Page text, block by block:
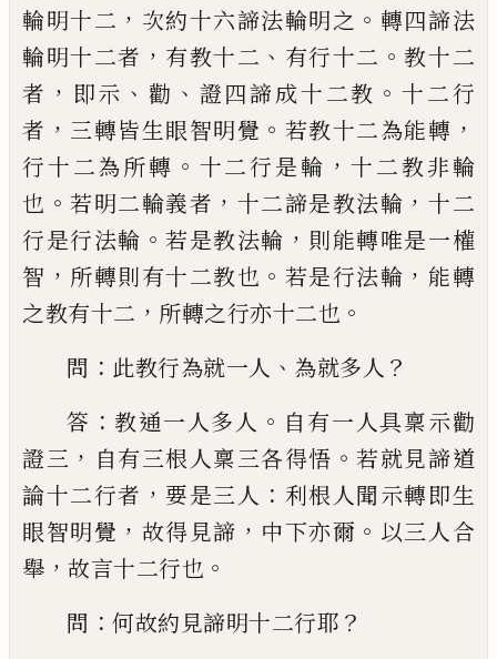
輪明十二 ， 次約十六諦法輪明之 。 轉四諦法
輪明十二者 ， 有教十二 、 有行十二 。教十二
者 ， 即示 、 勸 、 證四諦成十二教 。 十二行
者 ， 三轉皆生眼智明覺 。 若教十二為能轉 ，
行十二為所轉 。 十二行是輪 ，十二教非輪
也 。若明二輪義者 ， 十二諦是教法輪 ， 十二
行是行法輪 。若是教法輪 ， 則能轉唯是一權
智 ， 所轉則有十二教也 。 若是行法輪 ， 能轉
之教有十二 ， 所轉之行亦十二也 。
問 ： 此教行為就一人 、 為就多人 ？
答 ：教通一人多人 。 自有一人具稟示勸
證三 ， 自有三根人稟三各得悟 。若就見諦道
論十二行者 ，要是三人 ： 利根人聞示轉即生
眼智明覺 ， 故得 見諦 ， 中下亦爾 。 以三人合
舉 ， 故言十二行也 。
問 ： 何故約見諦明十二行耶 ？